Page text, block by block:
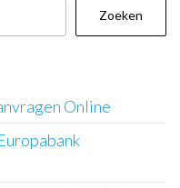
Zoeken
Online